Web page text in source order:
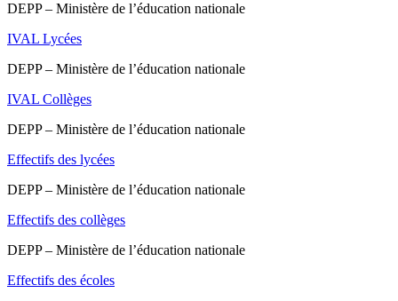
DEPP – Ministère de l’éducation nationale
IVAL Lycées
DEPP – Ministère de l’éducation nationale
IVAL Collèges
DEPP – Ministère de l’éducation nationale
Effectifs des lycées
DEPP – Ministère de l’éducation nationale
Effectifs des collèges
DEPP – Ministère de l’éducation nationale
Effectifs des écoles